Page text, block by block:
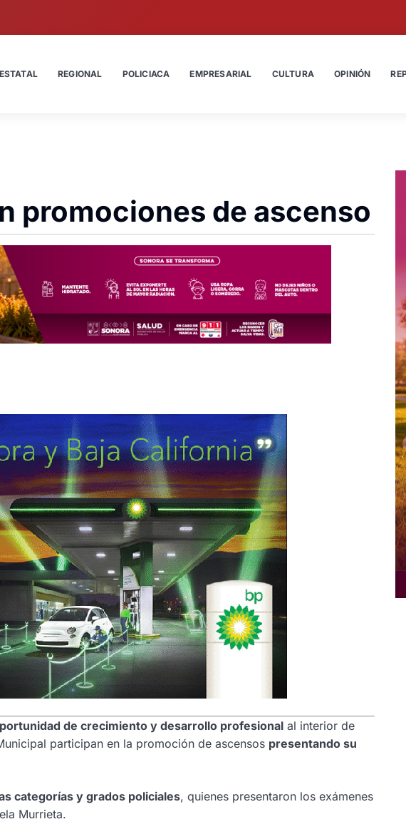
ESTATAL REGIONAL POLICIACA EMPRESARIAL CULTURA OPINIÓN
promociones de ascenso
de crecimiento y desarrollo profesional al interior de
participan en la promoción de ascensos presentando su
categorías y grados policiales, quienes presentaron los exámenes
Murrieta.